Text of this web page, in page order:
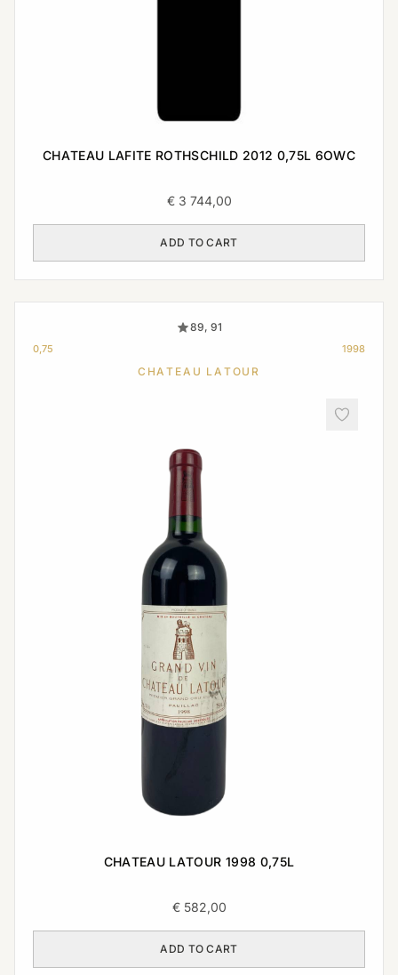
CHATEAU LAFITE ROTHSCHILD 2012 0,75L 6OWC
€3 744,00
ADD TO CART
89, 91
0,75 1998
CHATEAU LATOUR
CHATEAU LATOUR 1998 0,75L
€582,00
ADD TO CART